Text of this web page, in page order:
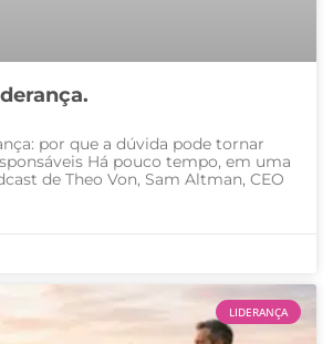
por que a dúvida pode tornar
Há pouco tempo, em uma
de Theo Von, Sam Altman, CEO
LIDERANÇA